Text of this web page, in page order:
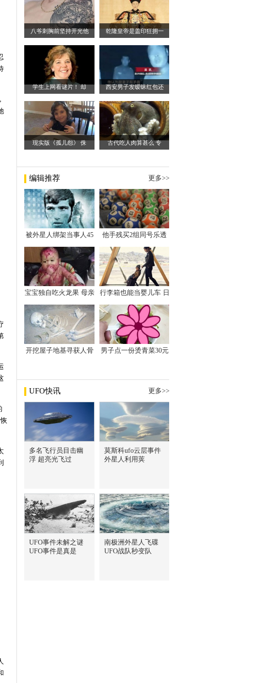
八爷刺胸前坚持开光他 乾隆皇帝是盖印狂拥一
学生上网看谜片！ 却 西安男子发暧昧红包还
现实版《孤儿怨》 侏 古代吃人肉算甚么 专
编辑推荐 更多>>
被外星人绑架当事人45
斯卡古拉事件
他手残买2组同号乐透
万
宝宝独自吃火龙果 母亲
行李箱也能当婴儿车 日
开挖屋子地基寻获人骨
男子点一份烫青菜30元
UFO快讯 更多>>
多名飞行员目击幽
浮 超亮光飞过
莫斯科ufo云层事件
外星人利用荚
UFO事件未解之谜
UFO事件是真是
南极洲外星人飞碟
UFO战队秒变队